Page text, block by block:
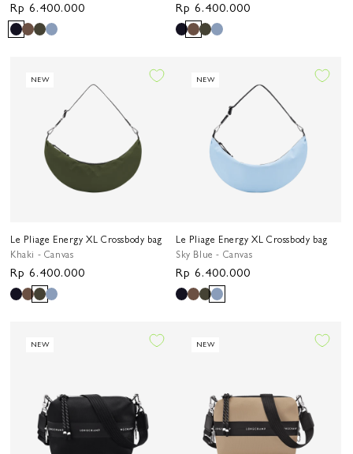
Harga
reguler
Rp 6.400.000
Harga
reguler
Rp 6.400.000
NEW
Le Pliage Energy XL Crossbody bag
Khaki - Canvas
Harga
reguler
Rp 6.400.000
NEW
Le Pliage Energy XL Crossbody bag
Sky Blue - Canvas
Harga
reguler
Rp 6.400.000
NEW NEW